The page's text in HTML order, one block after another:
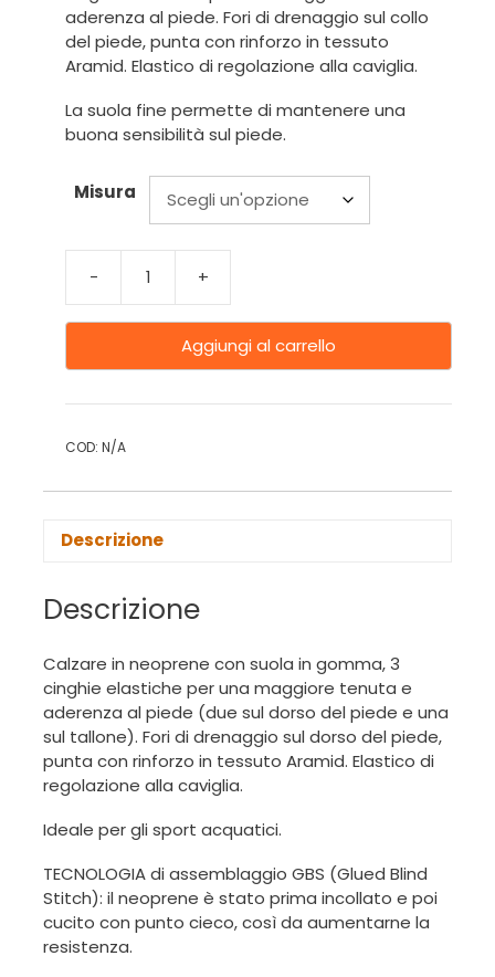
aderenza al piede. Fori di drenaggio sul collo
del piede, punta con rinforzo in tessuto
Aramid. Elastico di regolazione alla caviglia.
La suola fine permette di mantenere una
buona sensibilità sul piede.
Misura
- +
Aggiungi al carrello
COD: N/A
Descrizione
Descrizione
Calzare in neoprene con suola in gomma, 3
cinghie elastiche per una maggiore tenuta e
aderenza al piede (due sul dorso del piede e una
sul tallone). Fori di drenaggio sul dorso del piede,
punta con rinforzo in tessuto Aramid. Elastico di
regolazione alla caviglia.
Ideale per gli sport acquatici.
TECNOLOGIA di assemblaggio GBS (Glued Blind
Stitch): il neoprene è stato prima incollato e poi
cucito con punto cieco, così da aumentarne la
resistenza.